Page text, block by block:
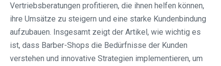
Vertriebsberatungen profitieren, die ihnen helfen können,
ihre Umsätze zu steigern und eine starke Kundenbindung
aufzubauen. Insgesamt zeigt der Artikel, wie wichtig es
ist, dass Barber-Shops die Bedürfnisse der Kunden
verstehen und innovative Strategien implementieren, um